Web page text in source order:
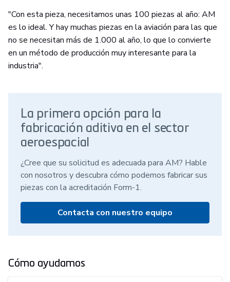
"Con esta pieza, necesitamos unas 100 piezas al año: AM
es lo ideal. Y hay muchas piezas en la aviación para las que
no se necesitan más de 1.000 al año, lo que lo convierte
en un método de producción muy interesante para la
industria".
La primera opción para la
fabricación aditiva en el sector
aeroespacial
¿Cree que su solicitud es adecuada para AM? Hable
con nosotros y descubra cómo podemos fabricar sus
piezas con la acreditación Form-1.
Contacta con nuestro equipo
Cómo ayudamos